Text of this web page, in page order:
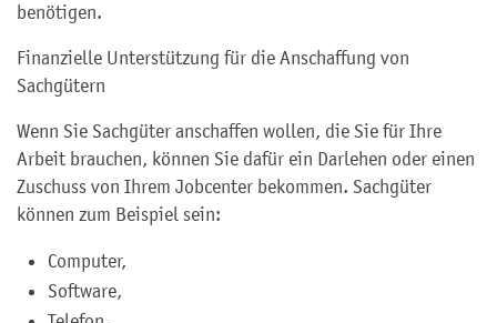
benötigen.
Finanzielle Unterstützung für die Anschaffung von
Sachgütern
Wenn Sie Sachgüter anschaffen wollen, die Sie für Ihre
Arbeit brauchen, können Sie dafür ein Darlehen oder einen
Zuschuss von Ihrem Jobcenter bekommen. Sachgüter
können zum Beispiel sein:
Computer,
Software,